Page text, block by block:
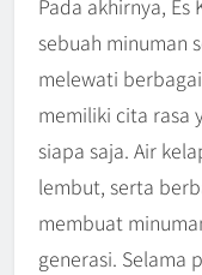
Pada akhirnya,
sebuah minuman
melewati
memiliki cita rasa
siapa saja. Air
lembut, serta
membuat
generasi. Selama